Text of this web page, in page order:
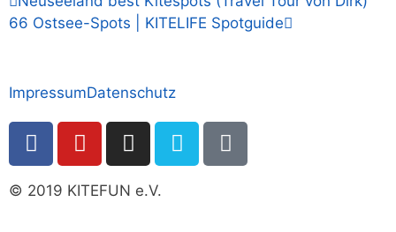
66 Ostsee-Spots | KITELIFE Spotguide
ImpressumDatenschutz
© 2019 KITEFUN e.V.